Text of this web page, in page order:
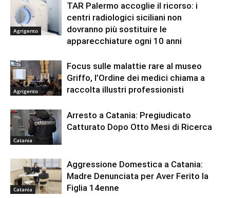
Agrigento
TAR Palermo accoglie il ricorso: i
centri radiologici siciliani non
dovranno più sostituire le
apparecchiature ogni 10 anni
Agrigento
Focus sulle malattie rare al museo
Griffo, l’Ordine dei medici chiama a
raccolta illustri professionisti
Catania
Arresto a Catania: Pregiudicato
Catturato Dopo Otto Mesi di Ricerca
Catania
Aggressione Domestica a Catania:
Madre Denunciata per Aver Ferito la
Figlia 14enne